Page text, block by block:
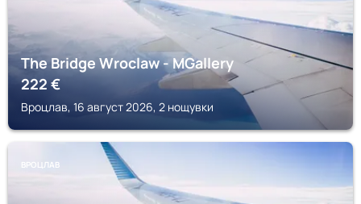
The Bridge Wroclaw - MGallery
222€
Вроцлав, 16 август 2026, 2 нощувки
ВРОЦЛАВ